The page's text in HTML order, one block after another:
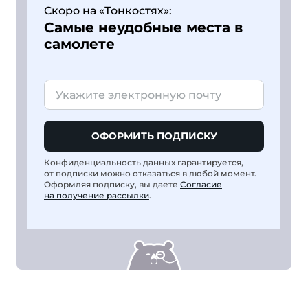
Скоро на «Тонкостях»:
Самые неудобные места в
самолете
ОФОРМИТЬ ПОДПИСКУ
Конфиденциальность данных гарантируется,
от подписки можно отказаться в любой момент.
Оформляя подписку, вы даете Согласие
на получение рассылки.